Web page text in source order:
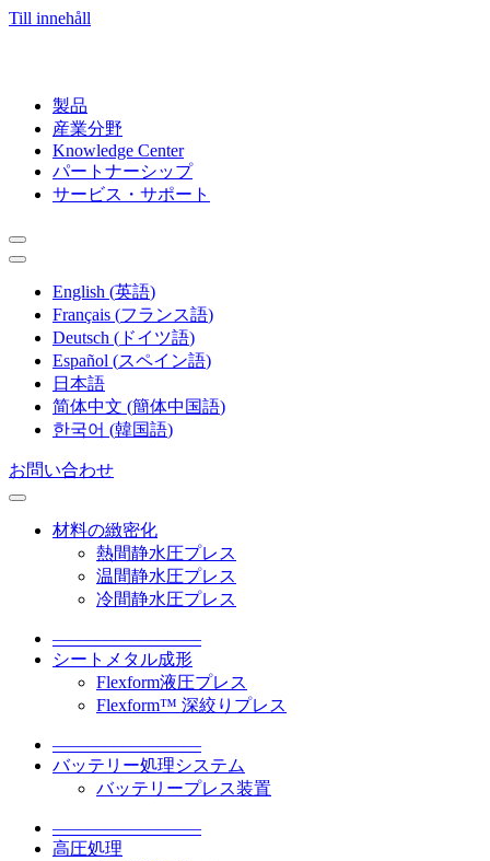
Till innehåll
製品
産業分野
Knowledge Center
パートナーシップ
サービス・サポート
English (英語)
Français (フランス語)
Deutsch ( ドイツ語)
Español (スペイン語)
日本語
简体中文 (簡体中国語)
한국어 (韓国語)
お問い合わせ
材料の緻密化
熱間静水圧プレス
温間静水圧プレス
冷間静水圧プレス
–––––––––––––––––
シートメタル成形
Flexform液圧プレス
Flexform™ 深絞りプレス
–––––––––––––––––
バッテリー処理システム
バッテリープレス装置
–––––––––––––––––
高圧処理